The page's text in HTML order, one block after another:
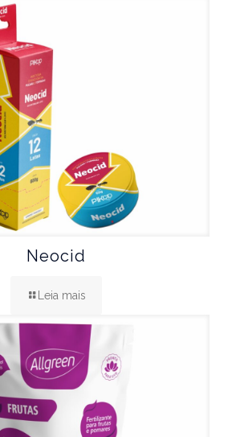
Neocid
Leia mais